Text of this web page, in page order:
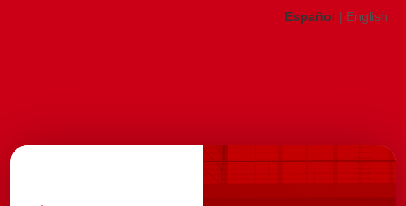
Español | English